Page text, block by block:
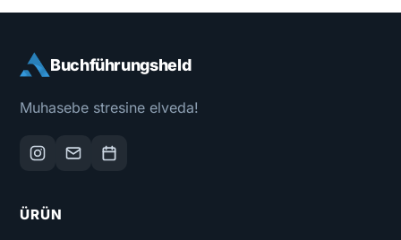
Buchführungsheld
Muhasebe stresine elveda!
ÜRÜN